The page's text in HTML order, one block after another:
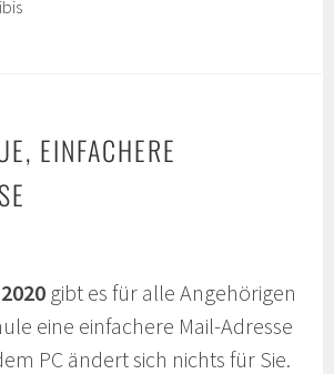
EINFACHERE
gibt es für alle Angehörigen
eine einfachere Mail-Adresse
PC ändert sich nichts für Sie.